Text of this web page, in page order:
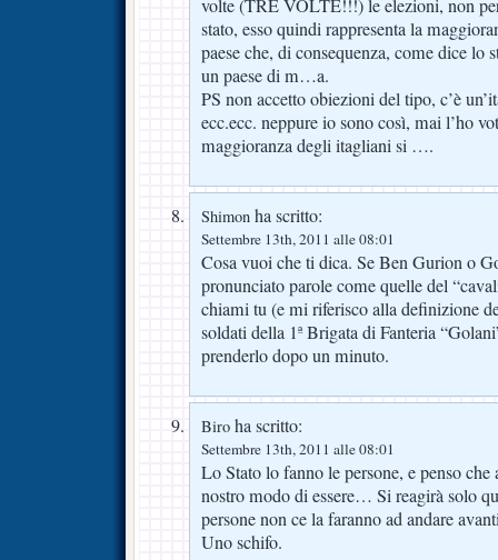
volte (TRE VOLTE!!!) le elezioni, non
stato, esso quindi rappresenta la
paese che, di consequenza, come dice lo
un paese di m…a.
PS non accetto obiezioni del tipo, c’è
ecc.ecc. neppure io sono così, mai l’ho
maggioranza degli itagliani si ….
Shimon ha scritto:
Settembre 13th, 2011 alle 08:01
Cosa vuoi che ti dica. Se Ben Gurion o
pronunciato parole come quelle del
chiami tu (e mi riferisco alla definizione
soldati della 1ª Brigata di Fanteria
prenderlo dopo un minuto.
Biro ha scritto:
Settembre 13th, 2011 alle 08:01
Lo Stato lo fanno le persone, e penso
nostro modo di essere… Si reagirà solo
persone non ce la faranno ad andare
Uno schifo.